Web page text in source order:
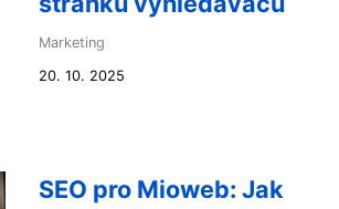
Marketing
20. 10. 2025
SEO pro Mioweb: Jak